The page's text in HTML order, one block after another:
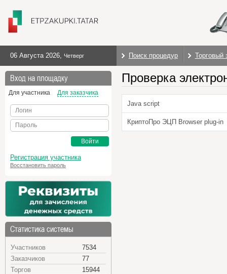
06 Августа 2026, Четверг Поиск процедур Торговый
Вход на площадку
Для участника Для заказчика
Логин
Пароль
Войти
Регистрация участника
Восстановить пароль
Статистика системы
Участников
7534
Заказчиков
77
Торгов
15944
Проверка
Java script
КриптоПро ЭЦП Browser plug-in